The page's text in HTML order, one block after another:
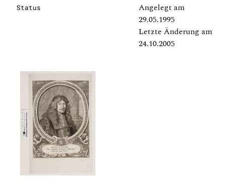
Status
Angelegt am
29.05.1995
Letzte Änderung am
24.10.2005